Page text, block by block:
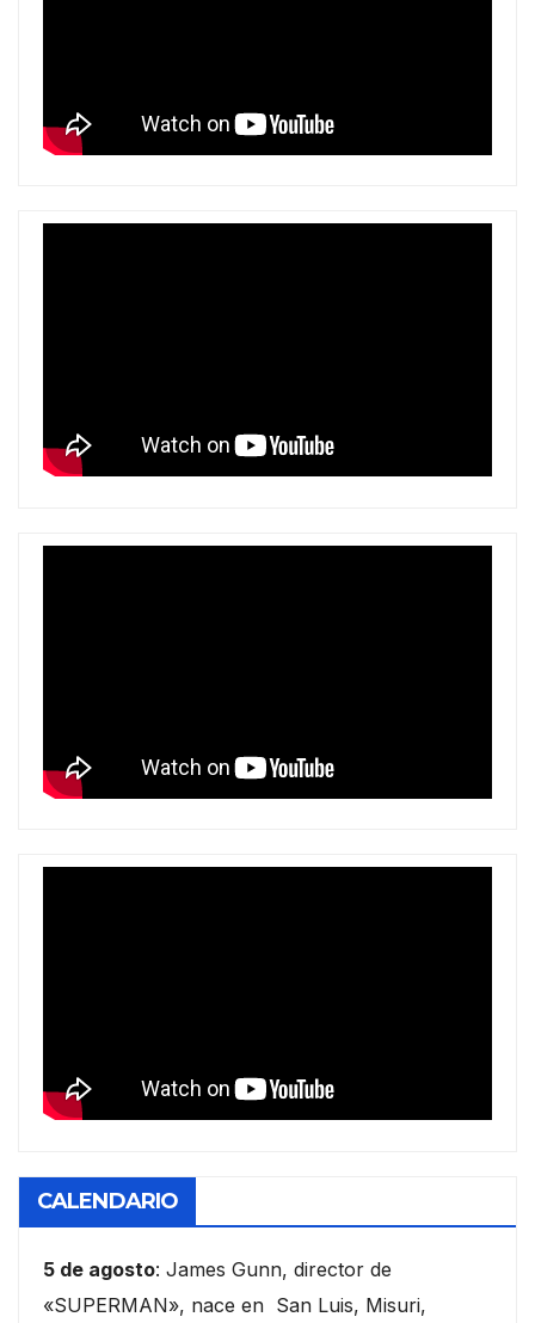
CALENDARIO
5 de agosto: James Gunn, director de
«SUPERMAN», nace en San Luis, Misuri,